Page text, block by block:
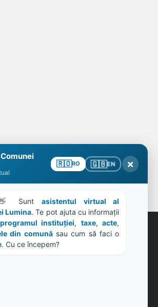
DE LUCRU
🇷🇴RO 🇬🇧EN ×
👋 Sunt asistentul virtual al
Lumina. Te pot ajuta cu informații
programul instituției, taxe, acte
din comună sau cum să faci o
. Cu ce începem?